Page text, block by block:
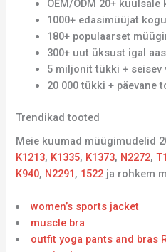
OEM/ODM 20+
1000+ edasimüüjat
180+ populaarset
300+ uut üksust igal
5 miljonit tükki + seisev
20 000 tükki + päevane
Trendikad tooted
Meie kuumad müügimudelid
K1213, K1335, K1373, N2272,
K940, N2291, 1522 ja rohkem
women’s sports jacket
muscle bra
outfit yoga pants and bras